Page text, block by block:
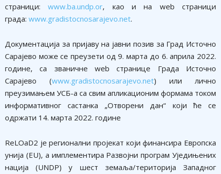
страници:www.bа.undp.оr, као и на wеb страници
града: www.gradistocnosarajevo.net.
Документација за пријаву на јавни позив за Град Источно
Сарајево може се преузети од 9. марта до 6. априла 2022.
године, са званичне wеb странице Града Источно
Сарајево (www.gradistocnosarajevo.net) или лично
преузимањем УСБ-а са свим апликационим формама током
информативног састанка „Отворени дан“ који ће се
одржати 14. марта 2022. године
RеLОаD2 је регионални пројекат који финансира Европска
унија (ЕU), а имплементира Развојни програм Уједињених
нација (UNDP) у шест земаља/територија Западног